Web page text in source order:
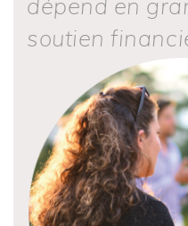
soutien